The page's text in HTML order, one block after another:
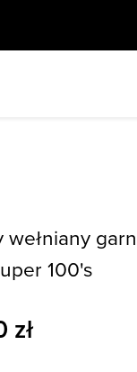
wełniany
100's
zł